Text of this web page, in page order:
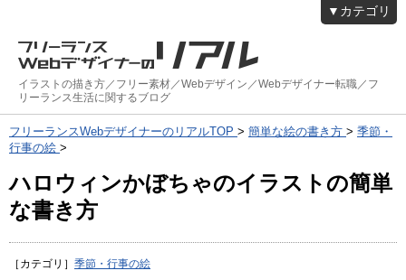
▼カテゴリ
イラストの描き方／フリー素材／Webデザイン／Webデザイナー転職／フ
リーランス生活に関するブログ
フリーランスWebデザイナーのリアルTOP > 簡単な絵の書き方 > 季節・
行事の絵 >
ハロウィンかぼちゃのイラストの簡単
な書き方
［カテゴリ］ 季節・行事の絵